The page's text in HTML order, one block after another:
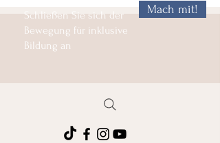
Schließen Sie sich der
Bewegung für inklusive
Bildung an
Mach mit!